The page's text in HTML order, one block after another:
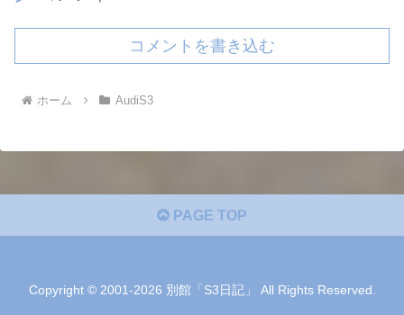
コメントを書き込む
ホーム AudiS3
PAGE TOP
Copyright © 2001-2026 別館「S3日記」 All Rights Reserved.